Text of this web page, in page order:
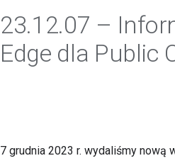
23.12.07 –
Edge dla Public
7 grudnia 2023 r. wydaliśmy nową